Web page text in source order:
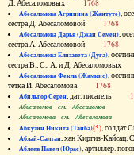
Д. Абесаломовых 1768
Абесаломова Агрипина (Жантуте),
сестра Д. Абесаломовой 1768
Абесаломова Дарья (Джан Семен),
сестра А. Абесаломовой 1768
Абесаломова Елизавета (Дуга),
сестра В., С., А. и Д. Абесаломовых
Абесаломова Фекла (Жамкис),
тетка И. Абесаломова 1768
Абильгор Серен, дат. писатель
Абисаломов см. Абесаломов
Абисаломова см. Абесаломова
Абкузин Никита (Танба)(*), солдат
Аблай-Салтан, хан Киргиз-
Аблеев Павел (Юрас), артиллер.